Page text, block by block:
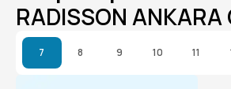
RADISSON ANKARA
7 8 9 10 11